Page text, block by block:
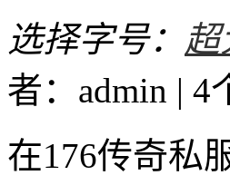
选择字号： 超
者：admin | 4
在176传奇私